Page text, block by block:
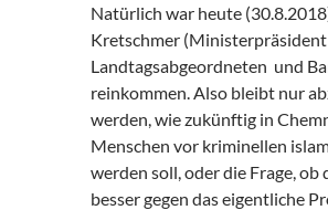
Natürlich war heute
Kretschmer (Ministerpräsident
Landtagsabgeordneten und
reinkommen. Also bleibt nur
werden, wie zukünftig in
Menschen vor kriminellen
werden soll, oder die Frage,
besser gegen das eigentliche